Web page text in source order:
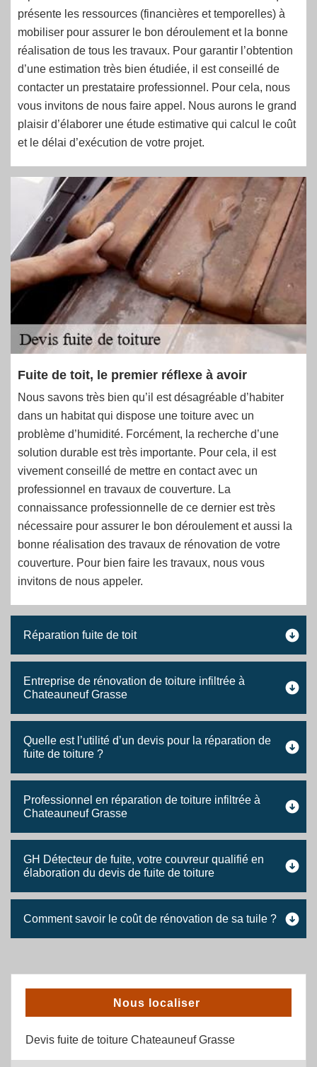
présente les ressources (financières et temporelles) à
mobiliser pour assurer le bon déroulement et la bonne
réalisation de tous les travaux. Pour garantir l’obtention
d’une estimation très bien étudiée, il est conseillé de
contacter un prestataire professionnel. Pour cela, nous
vous invitons de nous faire appel. Nous aurons le grand
plaisir d’élaborer une étude estimative qui calcul le coût
et le délai d’exécution de votre projet.
Fuite de toit, le premier réflexe à avoir
Nous savons très bien qu’il est désagréable d’habiter
dans un habitat qui dispose une toiture avec un
problème d’humidité. Forcément, la recherche d’une
solution durable est très importante. Pour cela, il est
vivement conseillé de mettre en contact avec un
professionnel en travaux de couverture. La
connaissance professionnelle de ce dernier est très
nécessaire pour assurer le bon déroulement et aussi la
bonne réalisation des travaux de rénovation de votre
couverture. Pour bien faire les travaux, nous vous
invitons de nous appeler.
Réparation fuite de toit
Entreprise de rénovation de toiture infiltrée à
Chateauneuf Grasse
Quelle est l’utilité d’un devis pour la réparation de
fuite de toiture ?
Professionnel en réparation de toiture infiltrée à
Chateauneuf Grasse
GH Détecteur de fuite, votre couvreur qualifié en
élaboration du devis de fuite de toiture
Comment savoir le coût de rénovation de sa tuile ?
Nous localiser
Devis fuite de toiture Chateauneuf Grasse